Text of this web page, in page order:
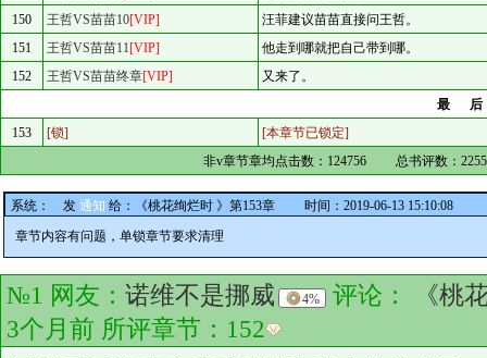
150
王哲VS苗苗10[VIP]
汪菲建议苗苗直接问王哲。
151
王哲VS苗苗11[VIP]
他走到哪就把自己带到哪。
152
王哲VS苗苗终章[VIP]
又来了。
最
153
[锁]
[本章节已锁定]
非v章节章均点击数： 124756 总书评数：
系统： 发 通知 给： 《桃花绚烂时 》第153章
时间：2019-06-13 15:10:08
章节内容有问题，单锁章节要求清理
№1 网友： 诺维不是挪威 4% 评论：
《桃
3个月前 所评章节： 152